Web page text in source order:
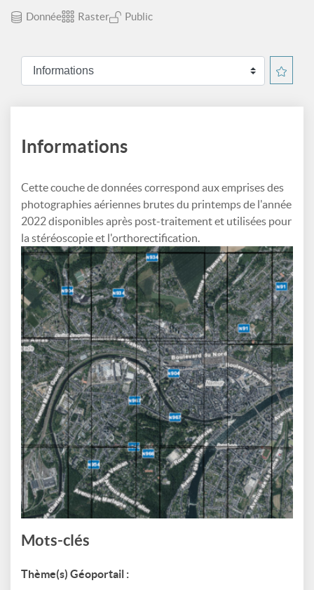
Donnée Raster Public
Informations
Cette couche de données correspond aux emprises des
photographies aériennes brutes du printemps de l'année
2022 disponibles après post-traitement et utilisées pour
la stéréoscopie et l'orthorectification.
Mots-clés
Thème(s) Géoportail :